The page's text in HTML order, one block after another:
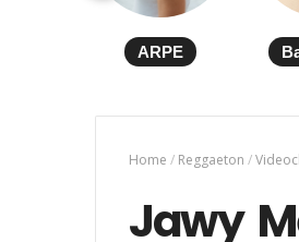
ARPE
Home / Reggaeton /
Jawy